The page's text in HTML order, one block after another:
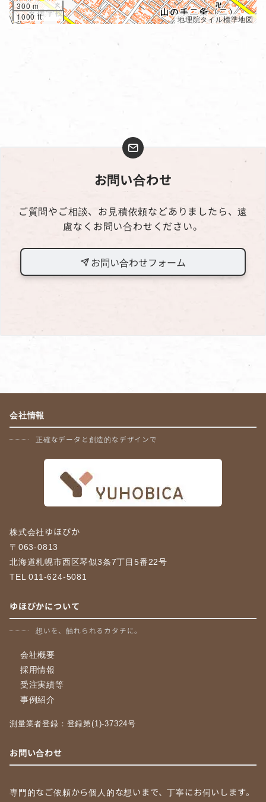
300 m
1000 ft
地理院タイル標準地図
お問い合わせ
ご質問やご相談、お見積依頼などありましたら、遠
慮なくお問い合わせください。
お問い合わせフォーム
会社情報
正確なデータと創造的なデザインで
株式会社ゆほびか
〒063-0813
北海道札幌市西区琴似3条7丁目5番22号
TEL 011-624-5081
ゆほびかについて
想いを、触れられるカタチに。
会社概要
採用情報
受注実績等
事例紹介
測量業者登録：登録第(1)-37324号
お問い合わせ
専門的なご依頼から個人的な想いまで、丁寧にお伺いします。